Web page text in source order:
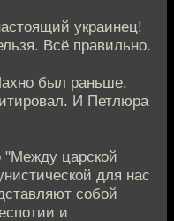
украинец!
Всё правильно.
был раньше.
И Петлюра
"Между царской
для нас
собой
и